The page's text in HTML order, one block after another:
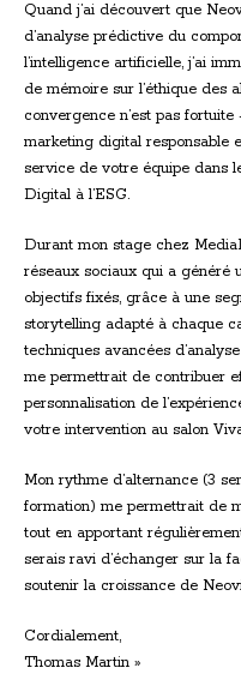
Quand j’ai découvert que
d’analyse prédictive du
l’intelligence artificielle, j’ai
de mémoire sur l’éthique des
convergence n’est pas
marketing digital responsable
service de votre équipe dans
Digital à l’ESG.
Durant mon stage chez
réseaux sociaux qui a généré
objectifs fixés, grâce à une
storytelling adapté à chaque
techniques avancées
me permettrait de contribuer
personnalisation de
votre intervention au salon
Mon rythme d’alternance (3
formation) me permettrait de
tout en apportant
serais ravi d’échanger sur la
soutenir la croissance de
Cordialement,
Thomas Martin »